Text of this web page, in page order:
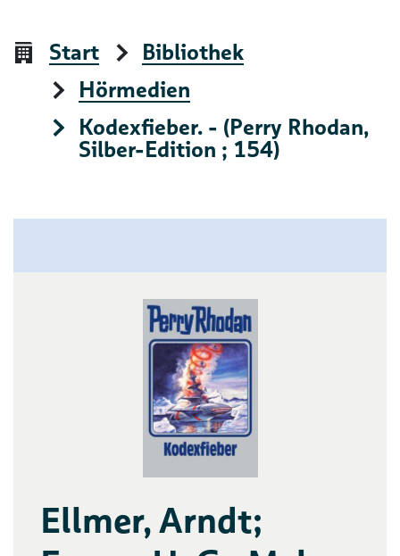
Start
Bibliothek
Hörmedien
Kodexfieber. - (Perry Rhodan,
Silber-Edition ; 154)
Ellmer, Arndt;